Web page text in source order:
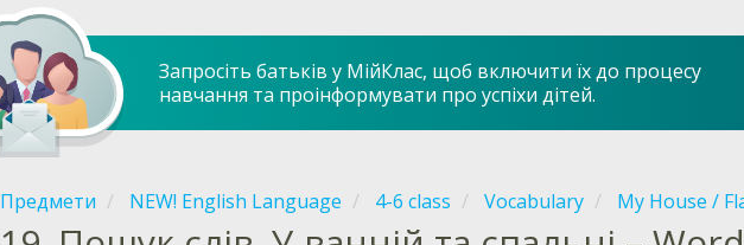
Запросіть батьків у МійКлас, щоб включити їх до процесу
навчання та проінформувати про успіхи дітей.
Предмети NEW! English Language 4-6 class Vocabulary My House /